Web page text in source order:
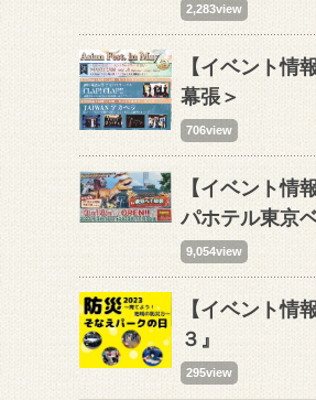
2,283view
【イベント情
幕張＞
706view
【イベント情
パホテル東京
9,054view
【イベント情
３』
295view